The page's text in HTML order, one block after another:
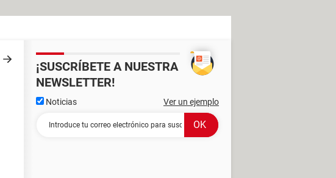
¡SUSCRÍBETE A NUESTRA
NEWSLETTER!
Noticias Ver un ejemplo